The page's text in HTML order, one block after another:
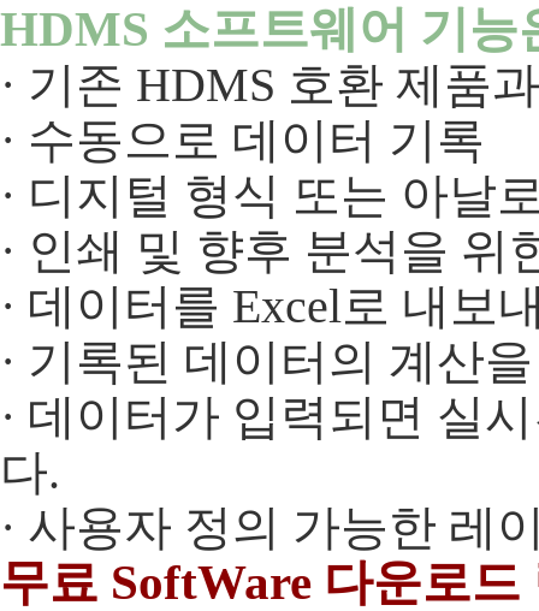
HDMS 소프트웨어 기능
· 기존 HDMS 호환 제품
· 수동으로 데이터 기록
· 디지털 형식 또는 아날
· 인쇄 및 향후 분석을 위
· 데이터를 Excel로 내보
· 기록된 데이터의 계산
· 데이터가 입력되면 실
다.
· 사용자 정의 가능한 레
무료 SoftWare 다운로드